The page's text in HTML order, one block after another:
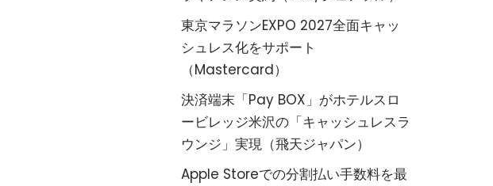
東京マラソンEXPO 2027全面キャッ
シュレス化をサポート
（Mastercard）
決済端末「Pay BOX」がホテルスロ
ービレッジ米沢の「キャッシュレスラ
ウンジ」実現（飛天ジャパン）
Apple Storeでの分割払い手数料を最